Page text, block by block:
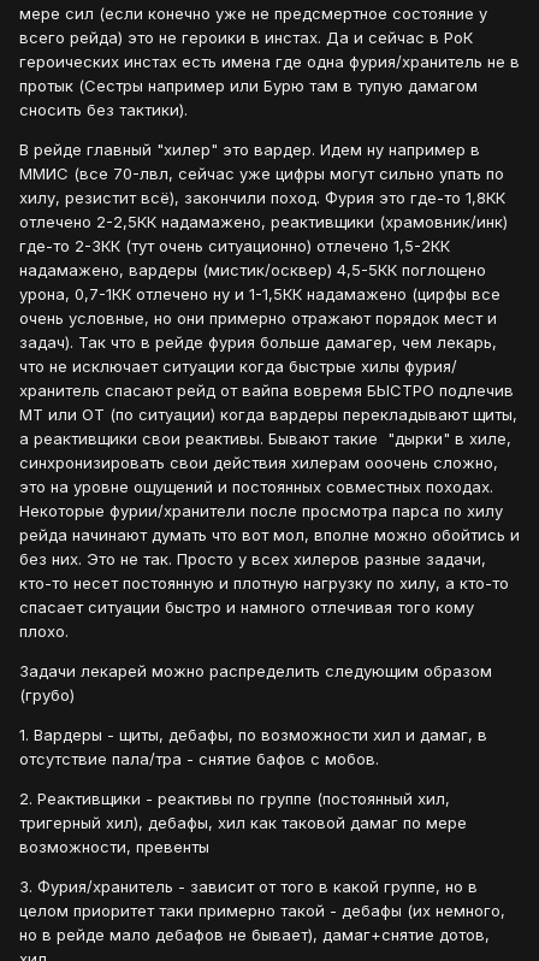
мере сил (если конечно уже не предсмертное состояние у
всего рейда) это не героики в инстах. Да и сейчас в РоК
героических инстах есть имена где одна фурия/хранитель не в
протык (Сестры например или Бурю там в тупую дамагом
сносить без тактики).
В рейде главный "хилер" это вардер. Идем ну например в
ММИС (все 70-лвл, сейчас уже цифры могут сильно упать по
хилу, резистит всё), закончили поход. Фурия это где-то 1,8КК
отлечено 2-2,5КК надамажено, реактивщики (храмовник/инк)
где-то 2-3КК (тут очень ситуационно) отлечено 1,5-2КК
надамажено, вардеры (мистик/осквер) 4,5-5КК поглощено
урона, 0,7-1КК отлечено ну и 1-1,5КК надамажено (цирфы все
очень условные, но они примерно отражают порядок мест и
задач). Так что в рейде фурия больше дамагер, чем лекарь,
что не исключает ситуации когда быстрые хилы фурия/
хранитель спасают рейд от вайпа вовремя БЫСТРО подлечив
МТ или ОТ (по ситуации) когда вардеры перекладывают щиты,
а реактивщики свои реактивы. Бывают такие "дырки" в хиле,
синхронизировать свои действия хилерам ооочень сложно,
это на уровне ощущений и постоянных совместных походах.
Некоторые фурии/хранители после просмотра парса по хилу
рейда начинают думать что вот мол, вполне можно обойтись и
без них. Это не так. Просто у всех хилеров разные задачи,
кто-то несет постоянную и плотную нагрузку по хилу, а кто-то
спасает ситуации быстро и намного отлечивая того кому
плохо.
Задачи лекарей можно распределить следующим образом
(грубо)
1. Вардеры - щиты, дебафы, по возможности хил и дамаг, в
отсутствие пала/тра - снятие бафов с мобов.
2. Реактивщики - реактивы по группе (постоянный хил,
тригерный хил), дебафы, хил как таковой дамаг по мере
возможности, превенты
3. Фурия/хранитель - зависит от того в какой группе, но в
целом приоритет таки примерно такой - дебафы (их немного,
но в рейде мало дебафов не бывает), дамаг+снятие дотов,